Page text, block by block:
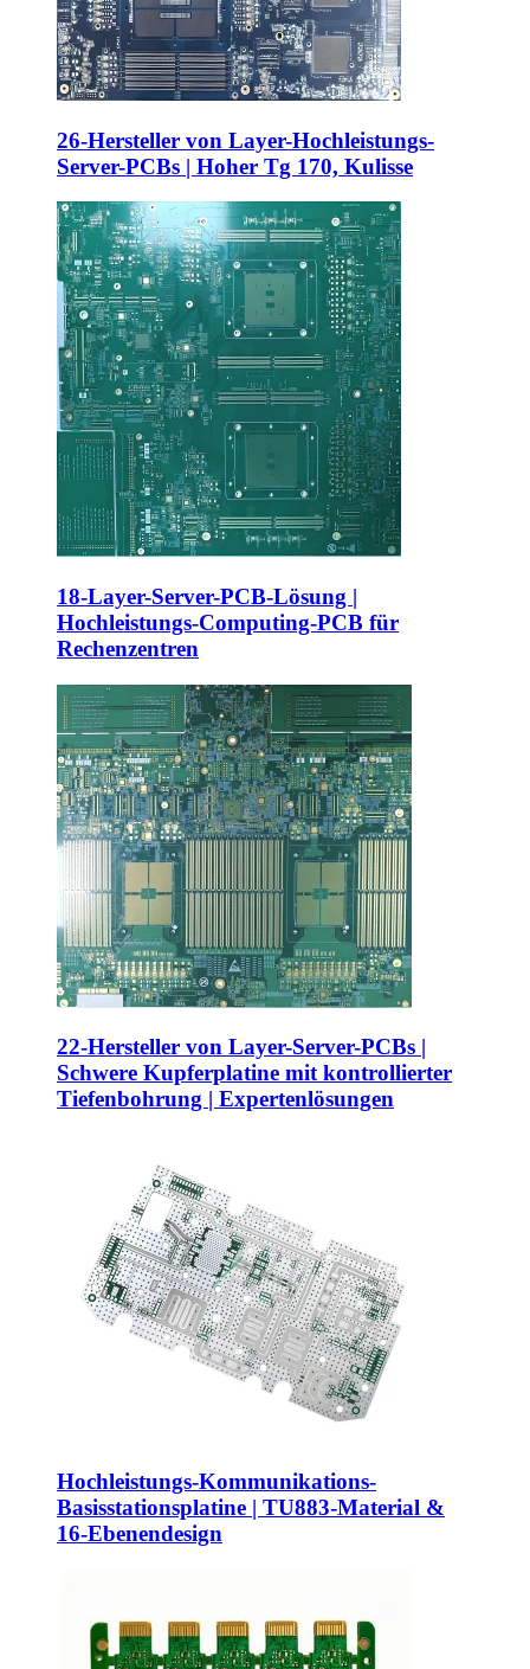
26-Hersteller von Layer-Hochleistungs-
Server-PCBs | Hoher Tg 170, Kulisse
18-Layer-Server-PCB-Lösung |
Hochleistungs-Computing-PCB für
Rechenzentren
22-Hersteller von Layer-Server-PCBs |
Schwere Kupferplatine mit kontrollierter
Tiefenbohrung | Expertenlösungen
Hochleistungs-Kommunikations-
Basisstationsplatine | TU883-Material &
16-Ebenendesign